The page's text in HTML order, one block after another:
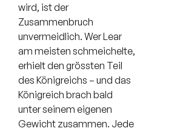
wird, ist der
Zusammenbruch
unvermeidlich. Wer Lear
am meisten schmeichelte,
erhielt den grössten Teil
des Königreichs – und das
Königreich brach bald
unter seinem eigenen
Gewicht zusammen. Jede